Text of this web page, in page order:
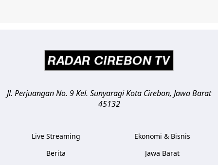
Jl. Perjuangan No. 9 Kel. SunyaragiKota Cirebon, Jawa Barat
45132
Live Streaming
Berita
Ekonomi & Bisnis
Jawa Barat